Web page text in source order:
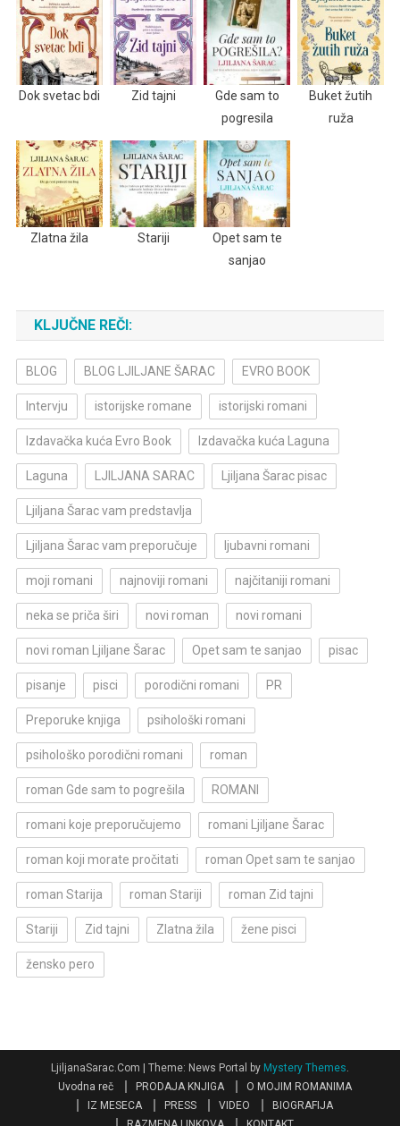
Dok svetac bdi Zid tajni
Gde sam to
pogresila
Buket žutih
ruža
Zlatna žila Stariji
Opet sam te
sanjao
KLJUČNE REČI:
BLOG BLOG LJILJANE ŠARAC EVRO BOOK
Intervju istorijske romane istorijski romani
Izdavačka kuća Evro Book Izdavačka kuća Laguna
Laguna LJILJANA SARAC Ljiljana Šarac pisac
Ljiljana Šarac vam predstavlja
Ljiljana Šarac vam preporučuje ljubavni romani
moji romani najnoviji romani najčitaniji romani
neka se priča širi novi roman novi romani
novi roman Ljiljane Šarac Opet sam te sanjao pisac
pisanje pisci porodični romani PR
Preporuke knjiga psihološki romani
psihološko porodični romani roman
roman Gde sam to pogrešila ROMANI
romani koje preporučujemo romani Ljiljane Šarac
roman koji morate pročitati roman Opet sam te sanjao
roman Starija roman Stariji roman Zid tajni
Stariji Zid tajni Zlatna žila žene pisci
žensko pero
LjiljanaSarac.Com | Theme: News Portal by Mystery Themes
Uvodna reč
PRODAJA KNJIGA
O MOJIM ROMANIMA
IZ MESECA
PRESS VIDEO
BIOGRAFIJA